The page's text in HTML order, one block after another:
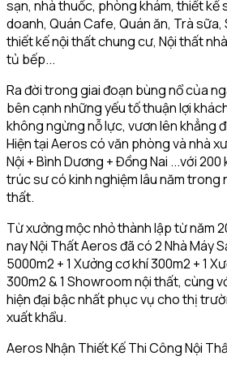
sạn, nhà thuốc, phòng khám, thiết kế
doanh, Quán Cafe, Quán ăn, Trà sữa,
thiết kế nội thất chung cư, Nội thất
tủ bếp...
Ra đời trong giai đoạn bùng nổ của
bên cạnh những yếu tố thuận lợi
không ngừng nỗ lực, vươn lên khẳng
Hiện tại Aeros có văn phòng và nhà
Nội + Bình Dương + Đồng Nai ...với
trúc sư có kinh nghiệm lâu năm trong
thất.
Từ xưởng mộc nhỏ thành lập từ năm
nay Nội Thất Aeros đã có 2 Nhà Máy
5000m2 + 1 Xưởng cơ khí 300m2 + 1
300m2 & 1 Showroom nội thất, cùng
hiện đại bậc nhất phục vụ cho thị
xuất khẩu.
Aeros Nhận Thiết Kế Thi Công Nội